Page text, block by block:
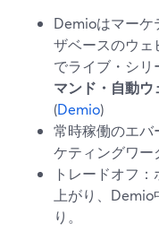
Demioはマーケ
ザベースのウェ
でライブ・シリ
マンド・自動ウ
(Demio)
常時稼働のエバ
ケティングワー
トレードオフ
上がり、
り。